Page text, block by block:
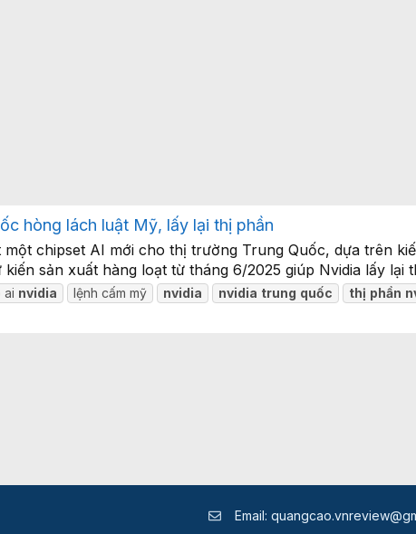
hòng lách luật Mỹ, lấy lại thị phần
chipset AI mới cho thị trường Trung Quốc, dựa trên
sản xuất hàng loạt từ tháng 6/2025 giúp Nvidia lấy
ai nvidia lệnh cấm mỹ nvidia nvidia trung quốc thị phần
Email: